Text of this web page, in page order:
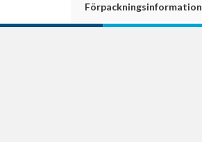
Förpackningsinformation